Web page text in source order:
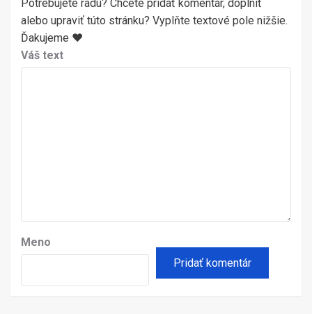
Potrebujete radu? Chcete pridať komentár, doplniť
alebo upraviť túto stránku? Vyplňte textové pole nižšie.
Ďakujeme ♥
Váš text
Meno